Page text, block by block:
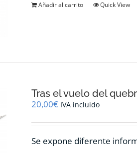
Añadir al carrito Quick View
Tras el vuelo del
20,00€ IVA incluido
Se expone diferente